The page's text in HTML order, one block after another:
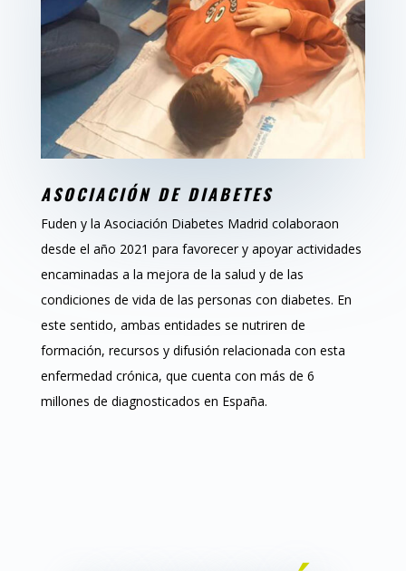
ASOCIACIÓN DE DIABETES
Fuden y la Asociación Diabetes Madrid colaboraon
desde el año 2021 para favorecer y apoyar actividades
encaminadas a la mejora de la salud y de las
condiciones de vida de las personas con diabetes. En
este sentido, ambas entidades se nutriren de
formación, recursos y difusión relacionada con esta
enfermedad crónica, que cuenta con más de 6
millones de diagnosticados en España.